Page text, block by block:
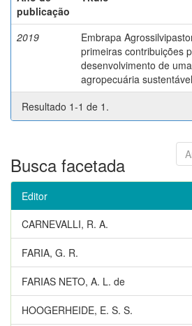
publicação
2019
Embrapa
primeiras contribuições
desenvolvimento de uma
agropecuária
Resultado 1-1 de 1.
Busca facetada
Editor
CARNEVALLI, R. A.
FARIA, G. R.
FARIAS NETO, A. L. de
HOOGERHEIDE, E. S. S.